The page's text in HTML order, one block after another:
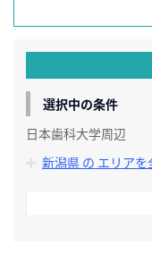
選択中の条件
日本歯科大学周辺
新潟県 の エリアを